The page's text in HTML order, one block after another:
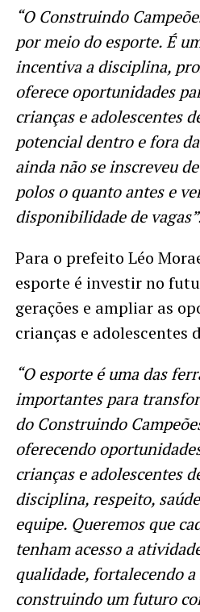
“O Construindo
por meio do esporte. É
incentiva a disciplina,
oferece oportunidades
crianças e adolescentes
potencial dentro e fora
ainda não se inscreveu
polos o quanto antes e
disponibilidade de
Para o prefeito Léo
esporte é investir no
gerações e ampliar as
crianças e adolescentes
“O esporte é uma das
importantes para
do Construindo
oferecendo
crianças e adolescentes
disciplina, respeito,
equipe. Queremos que
tenham acesso a
qualidade, fortalecendo
construindo um futuro